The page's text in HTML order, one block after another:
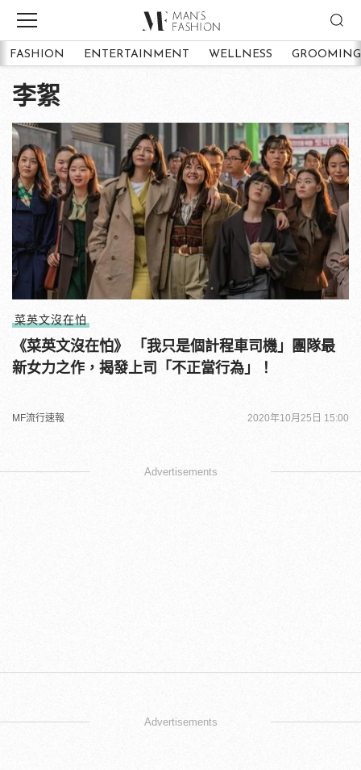
FASHION ENTERTAINMENT WELLNESS GROOMING
李絮
菜英文沒在怕
《菜英文沒在怕》 「我只是個計程車司機」團隊最
新女力之作，揭發上司「不正當行為」！
MF流行速報 2020年10月25日 15:00
Advertisements
Advertisements